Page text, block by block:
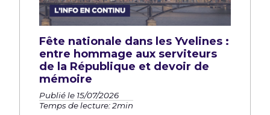
Fête nationale dans les Yvelines :
entre hommage aux serviteurs
de la République et devoir de
mémoire
Publié le 15/07/2026
Temps de lecture: 2min